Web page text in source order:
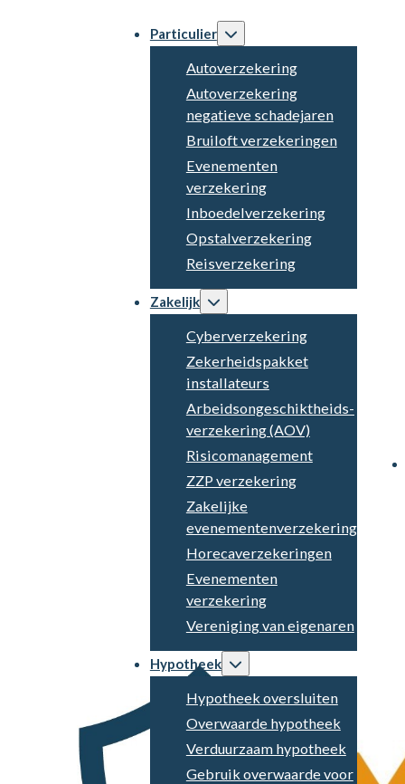
Particulier
Autoverzekering
Autoverzekering
negatieve schadejaren
Bruiloft verzekeringen
Evenementen
verzekering
Inboedelverzekering
Opstalverzekering
Reisverzekering
Zakelijk
Cyberverzekering
Zekerheidspakket
installateurs
Arbeidsongeschiktheids­
verzekering (AOV)
Risicomanagement
ZZP verzekering
Zakelijke
evenementenverzekering
Horecaverzekeringen
Evenementen
verzekering
Vereniging van eigenaren
Hypotheek
Hypotheek oversluiten
Overwaarde hypotheek
Verduurzaam hypotheek
Gebruik overwaarde voor